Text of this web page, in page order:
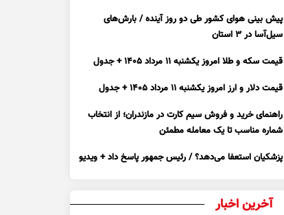
پیش بینی هوای کشور طی دو روز آینده / بارش‌های
سیل‌آسا در ۳ استان
قیمت سکه و طلا امروز یکشنبه ۱۱ مرداد ۱۴۰۵ + جدول
قیمت دلار و ارز امروز یکشنبه ۱۱ مرداد ۱۴۰۵ + جدول
راهنمای خرید و فروش سیم کارت در مازندران؛ از انتخاب
شماره مناسب تا یک معامله مطمئن
پزشکیان استعفا می‌دهد؟ / رئیس جمهور پاسخ داد + ویدیو
آخرین اخبار